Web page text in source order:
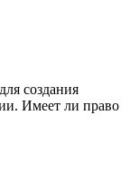
создания
Имеет ли право